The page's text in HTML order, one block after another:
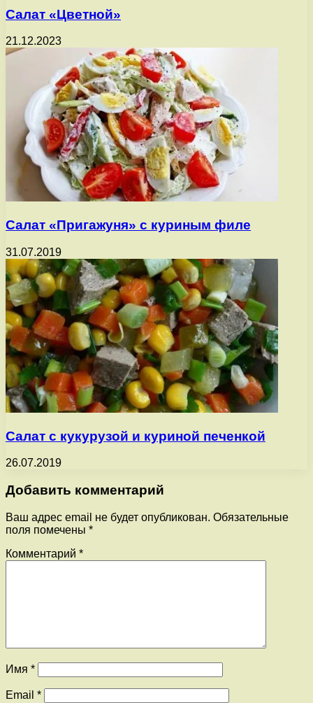
Салат «Цветной»
21.12.2023
Салат «Пригажуня» с куриным филе
31.07.2019
Салат с кукурузой и куриной печенкой
26.07.2019
Добавить комментарий
Ваш адрес email не будет опубликован. Обязательные
поля помечены *
Комментарий *
Имя *
Email *